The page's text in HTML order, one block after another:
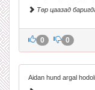
Төр цаазад
0 0
Aidan hund argal